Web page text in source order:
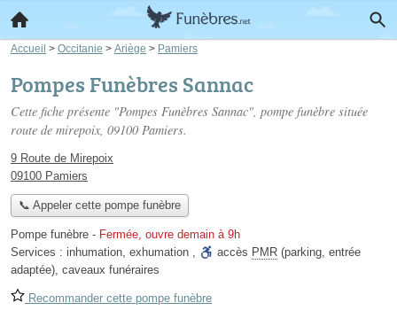
Accueil > Occitanie > Ariège > Pamiers
Pompes Funèbres Sannac
Cette fiche présente "Pompes Funèbres Sannac", pompe funèbre située
route de mirepoix, 09100 Pamiers.
9 Route de Mirepoix
09100 Pamiers
📞 Appeler cette pompe funèbre
Pompe funèbre - Fermée, ouvre demain à 9h
Services : inhumation, exhumation , accès PMR (parking, entrée
adaptée), caveaux funéraires
Recommander cette pompe funèbre